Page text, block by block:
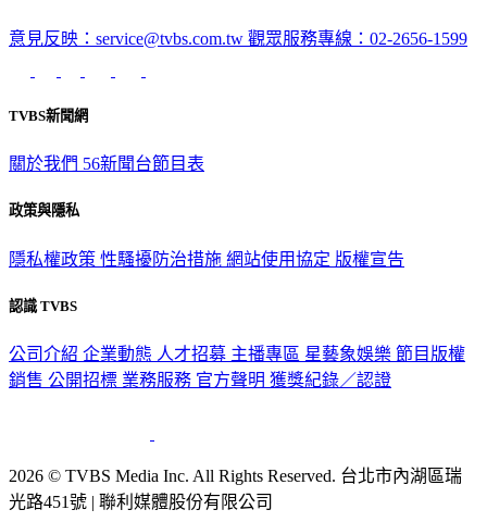
意見反映：service@tvbs.com.tw 觀眾服務專線：02-2656-1599
TVBS新聞網
關於我們 56新聞台節目表
政策與隱私
隱私權政策 性騷擾防治措施 網站使用協定 版權宣告
認識 TVBS
公司介紹 企業動態 人才招募 主播專區 星藝象娛樂 節目版權
銷售 公開招標 業務服務 官方聲明 獲獎紀錄／認證
2026 © TVBS Media Inc. All Rights Reserved. 台北市內湖區瑞
光路451號 | 聯利媒體股份有限公司